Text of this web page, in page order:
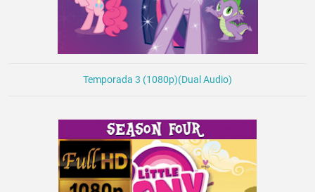
Temporada 3 (1080p)(Dual Audio)